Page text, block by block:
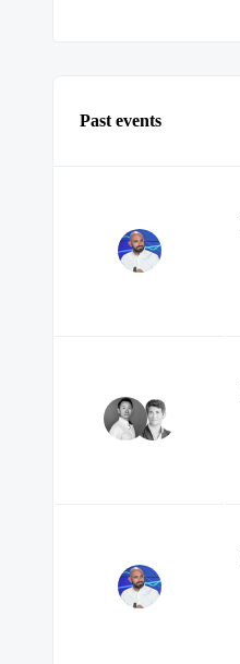
Past events